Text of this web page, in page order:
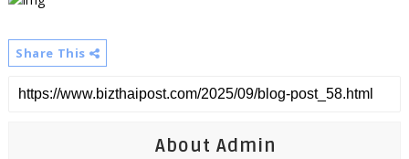
Share This
About Admin